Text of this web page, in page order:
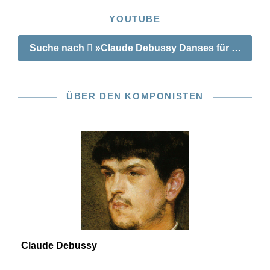
YOUTUBE
Suche nach »Claude Debussy Danses für Harfe
ÜBER DEN KOMPONISTEN
Claude Debussy